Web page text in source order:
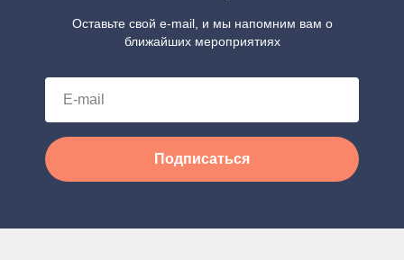
Оставьте свой e-mail, и мы напомним вам о
ближайших мероприятиях
Подписаться